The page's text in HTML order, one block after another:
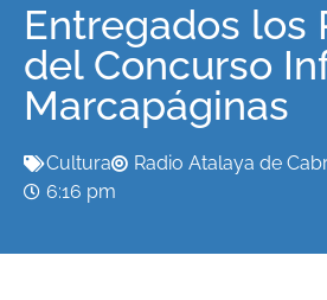
Entregados los
del Concurso
Marcapáginas
Cultura Radio Atalaya de
6:16 pm